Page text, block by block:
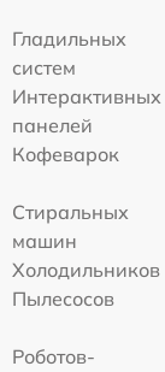
Гладильных
систем
Интерактивных
панелей
Кофеварок
Стиральных
машин
Холодильников
Пылесосов
Роботов-